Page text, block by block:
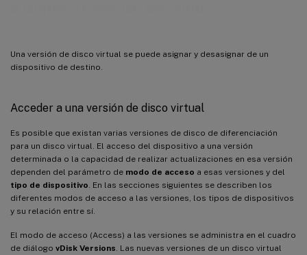
Una versión de disco virtual se puede asignar y desasignar de un
dispositivo de destino.
Acceder a una versión de disco virtual
Es posible que existan varias versiones de disco de diferenciación
para un disco virtual. El acceso del dispositivo a una versión
determinada o la capacidad de realizar actualizaciones en esa versión
dependen del parámetro de modo de acceso a esas versiones y del
tipo de dispositivo . En las secciones siguientes se describen los
diferentes modos de acceso a las versiones, los tipos de dispositivos
y su relación entre sí.
El modo de acceso (Access) a las versiones se administra en el cuadro
de diálogo vDisk Versions . Las nuevas versiones de un disco virtual